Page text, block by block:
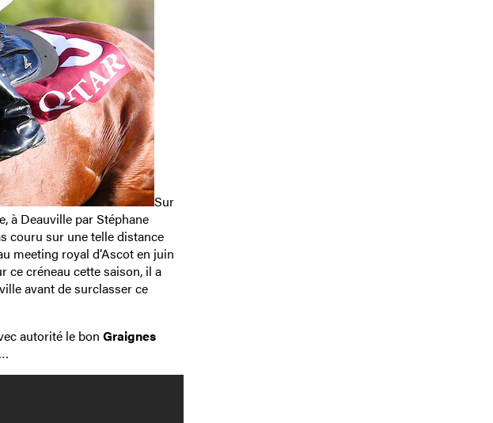
Sur
à Deauville par Stéphane
couru sur une telle distance
meeting royal d’Ascot en juin
ce créneau cette saison, il a
avant de surclasser ce
autorité le bon Graignes